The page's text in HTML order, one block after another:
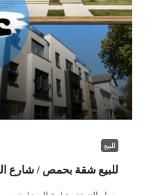
للبيع
للبيع شقة بحمص / شارع